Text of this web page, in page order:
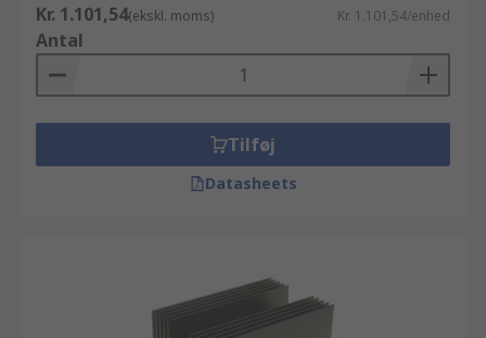
Kr. 1.101,54(ekskl. moms) Kr. 1.101,54/enhed
Antal
Tilføj
Datasheets